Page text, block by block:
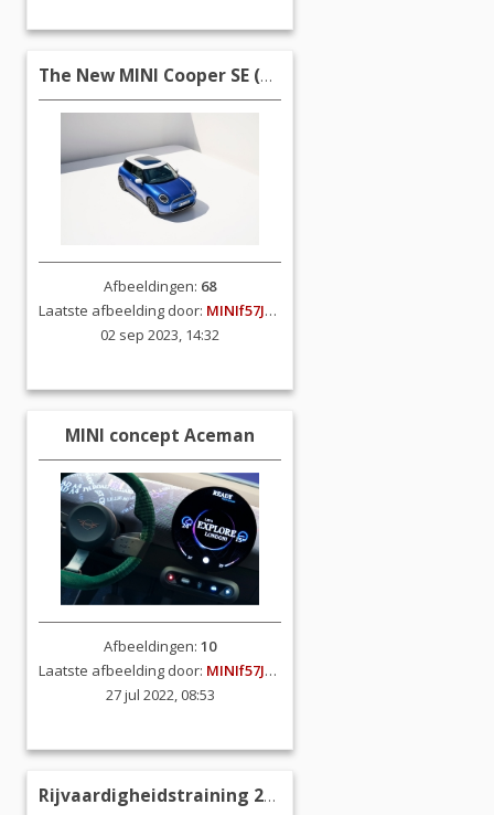
The New MINI Cooper SE (2023)
Afbeeldingen: 68
Laatste afbeelding door: MINIf57JCW
02 sep 2023, 14:32
MINI concept Aceman
Afbeeldingen: 10
Laatste afbeelding door: MINIf57JCW
27 jul 2022, 08:53
Rijvaardigheidstraining 2022